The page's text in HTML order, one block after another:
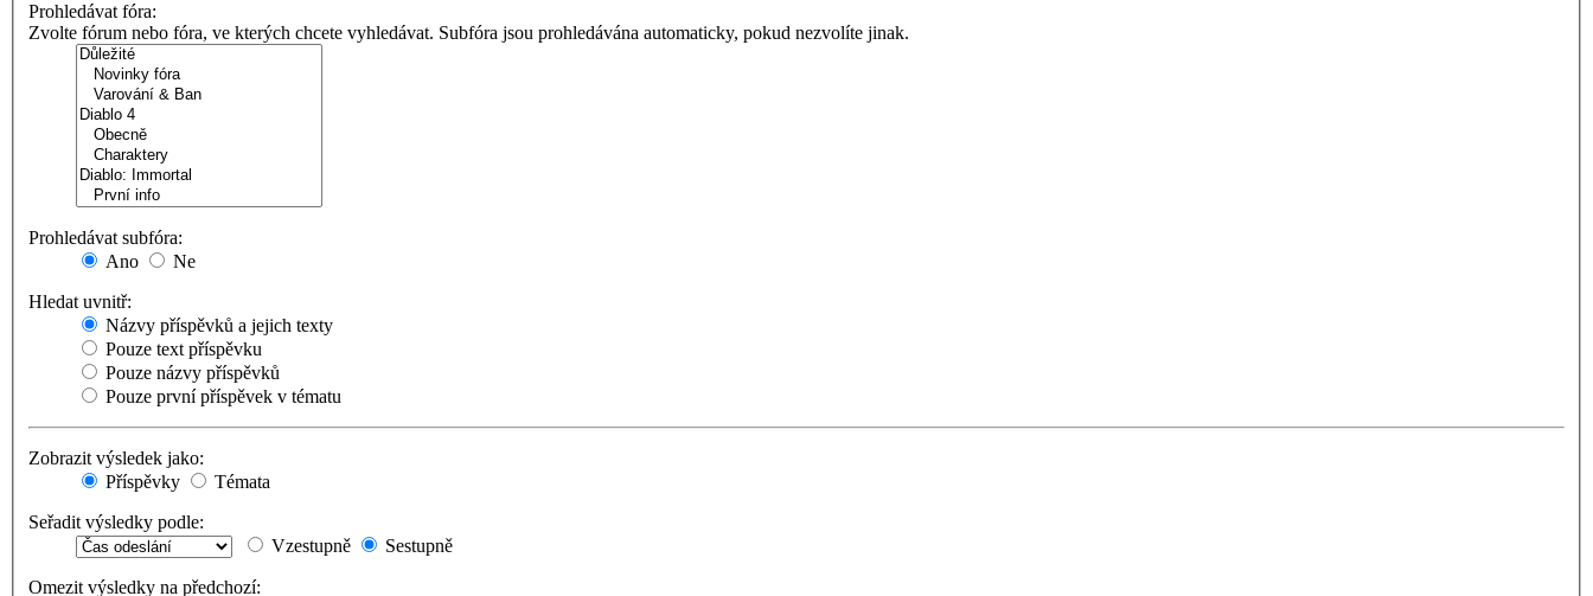
Prohledávat fóra:
Zvolte fórum nebo fóra, ve kterých chcete vyhledávat. Subfóra jsou prohledávána automaticky, pokud nezvolíte jinak.
Prohledávat subfóra:
Ano
Ne
Hledat uvnitř:
Názvy příspěvků a jejich texty
Pouze text příspěvku
Pouze názvy příspěvků
Pouze první příspěvek v tématu
Zobrazit výsledek jako:
Příspěvky
Témata
Seřadit výsledky podle:
Vzestupně
Sestupně
Omezit výsledky na předchozí: